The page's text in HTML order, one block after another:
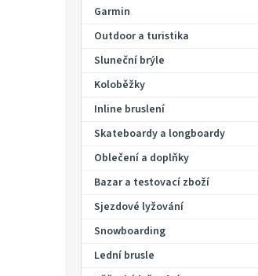
Garmin
Outdoor a turistika
Sluneční brýle
Koloběžky
Inline bruslení
Skateboardy a longboardy
Oblečení a doplňky
Bazar a testovací zboží
Sjezdové lyžování
Snowboarding
Lední brusle